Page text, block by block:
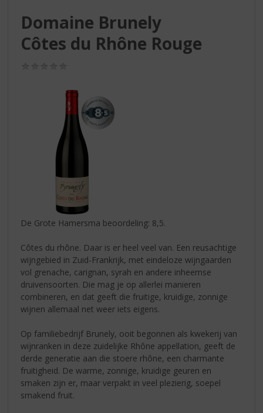
Domaine Brunely
Côtes du Rhône Rouge
De Grote Hamersma beoordeling: 8,5.
Côtes du rhône. Daar is er heel veel van. Een reusachtige
wijngebied in Zuid-Frankrijk, met eindeloze wijngaarden
vol grenache, carignan, syrah en andere inheemse
druivensoorten. Die mag je op allerlei manieren
combineren, en dat geeft die fruitige, kruidige, zonnige
wijnen allemaal net weer iets eigens.
Op familiebedrijf Brunely, ooit begonnen als kwekerij van
wijnranken in deze zuidelijke Rhône appellation, geeft de
derde generatie aan die stoere rhône, een charmante
fruitigheid. De warme, zonnige, kruidige geuren en
smaken zijn er, maar verpakt in veel plezierig, soepel
smakend fruit.